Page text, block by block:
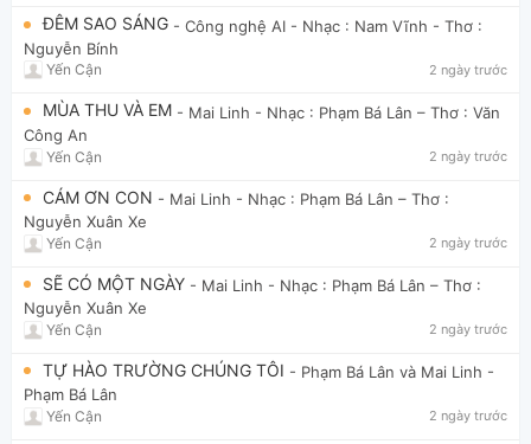
ĐÊM SAO SÁNG - Công nghệ AI - Nhạc : Nam Vĩnh - Thơ :
Nguyễn Bính
Yến Cận 2 ngày trước
MÙA THU VÀ EM - Mai Linh - Nhạc : Phạm Bá Lân – Thơ : Văn
Công An
Yến Cận 2 ngày trước
CÁM ƠN CON - Mai Linh - Nhạc : Phạm Bá Lân – Thơ :
Nguyễn Xuân Xe
Yến Cận 2 ngày trước
SẼ CÓ MỘT NGÀY - Mai Linh - Nhạc : Phạm Bá Lân – Thơ :
Nguyễn Xuân Xe
Yến Cận 2 ngày trước
TỰ HÀO TRƯỜNG CHÚNG TÔI - Phạm Bá Lân và Mai Linh -
Phạm Bá Lân
Yến Cận 2 ngày trước